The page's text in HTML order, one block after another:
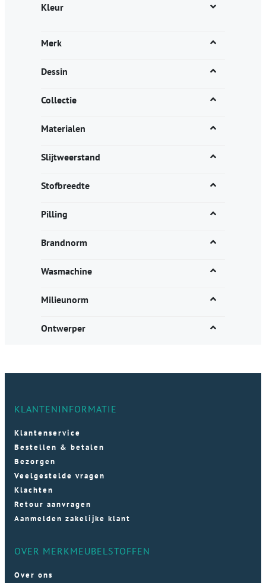
Kleur
Merk
Dessin
Collectie
Materialen
Slijtweerstand
Stofbreedte
Pilling
Brandnorm
Wasmachine
Milieunorm
Ontwerper
KLANTENINFORMATIE
Klantenservice
Bestellen & betalen
Bezorgen
Veelgestelde vragen
Klachten
Retour aanvragen
Aanmelden zakelijke klant
OVER MERKMEUBELSTOFFEN
Over ons